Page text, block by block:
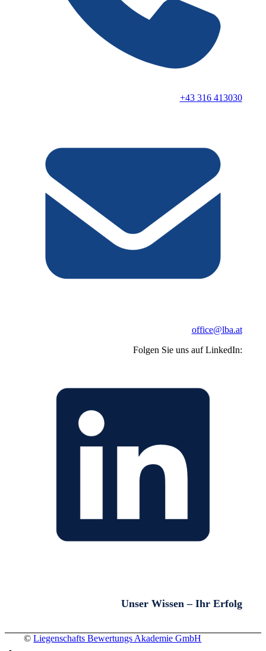
+43 316 413030
office@lba.at
Folgen Sie uns auf LinkedIn:
Unser Wissen – Ihr Erfolg
©Liegenschafts Bewertungs Akademie GmbH